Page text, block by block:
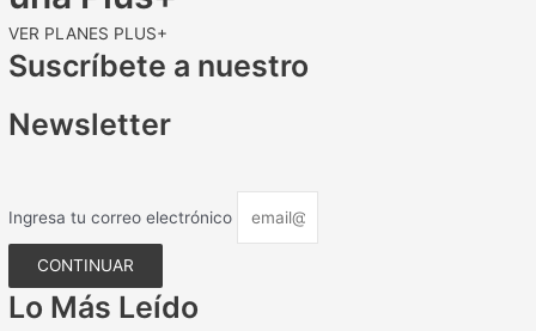
VER PLANES PLUS+
Suscríbete a nuestro
Newsletter
Ingresa tu correo electrónico
CONTINUAR
Lo Más Leído